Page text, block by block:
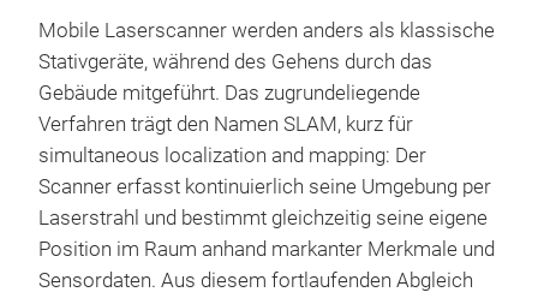
Mobile Laserscanner werden anders als klassische
Stativgeräte, während des Gehens durch das
Gebäude mitgeführt. Das zugrundeliegende
Verfahren trägt den Namen SLAM, kurz für
simultaneous localization and mapping: Der
Scanner erfasst kontinuierlich seine Umgebung per
Laserstrahl und bestimmt gleichzeitig seine eigene
Position im Raum anhand markanter Merkmale und
Sensordaten. Aus diesem fortlaufenden Abgleich